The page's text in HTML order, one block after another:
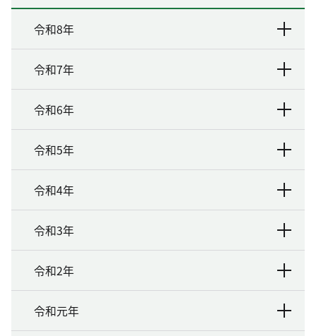
令和8年
令和7年
令和6年
令和5年
令和4年
令和3年
令和2年
令和元年